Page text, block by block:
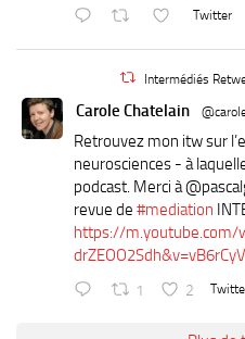
Twitter
Intermédiés
Carole Chatelain
Retrouvez mon itw sur
neurosciences - à
podcast. Merci à
revue de #mediation
https://m.youtube.com/
1 2